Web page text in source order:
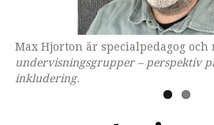
Max Hjorton är specialpedagog och
undervisningsgrupper – perspektiv
inkludering.
Omslaget till boken som ges ut av